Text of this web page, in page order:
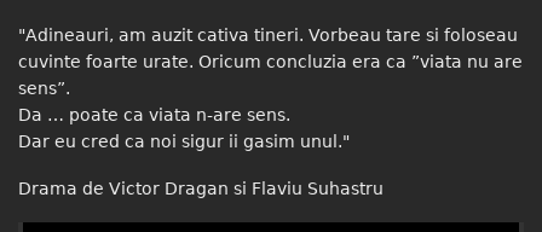
"Adineauri, am auzit cativa tineri. Vorbeau tare si foloseau
cuvinte foarte urate. Oricum concluzia era ca ”viata nu are
sens”.
Da … poate ca viata n-are sens.
Dar eu cred ca noi sigur ii gasim unul."
Drama de Victor Dragan si Flaviu Suhastru